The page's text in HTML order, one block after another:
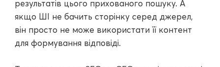
результатів цього прихованого пошуку. А
якщо ШІ не бачить сторінку серед джерел,
він просто не може використати її контент
для формування відповіді.